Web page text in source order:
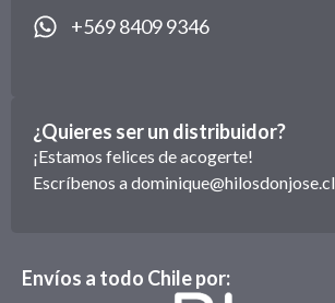
+569 8409 9346
¿Quieres ser un distribuidor?
¡Estamos felices de acogerte!
Escríbenos a dominique@hilosdonjose.cl
Envíos a todo Chile por: